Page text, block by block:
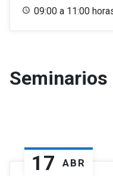
09:00 a 11:00
Seminarios
17 ABR